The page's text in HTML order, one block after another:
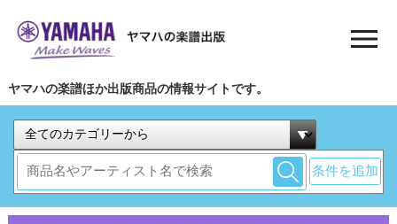
ヤマハの楽譜ほか出版商品の情報サイトです。
条件を追加